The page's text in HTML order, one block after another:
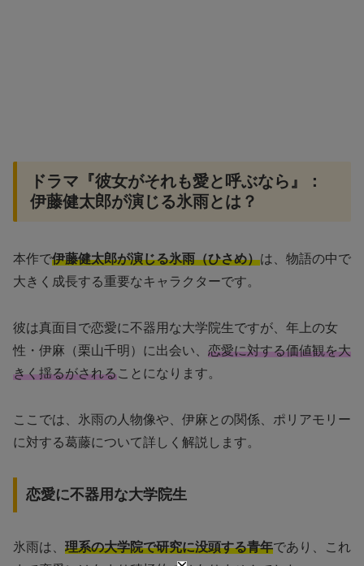
ドラマ『彼女がそれも愛と呼ぶなら』：
伊藤健太郎が演じる氷雨とは？
本作で伊藤健太郎が演じる氷雨（ひさめ）は、物語の中で
大きく成長する重要なキャラクターです。
彼は真面目で恋愛に不器用な大学院生ですが、年上の女
性・伊麻（栗山千明）に出会い、 恋愛に対する価値観を大
きく揺るがされることになります。
ここでは、氷雨の人物像や、伊麻との関係、ポリアモリー
に対する葛藤について詳しく解説します。
恋愛に不器用な大学院生
氷雨は、 理系の大学院で研究に没頭する青年であり、これ